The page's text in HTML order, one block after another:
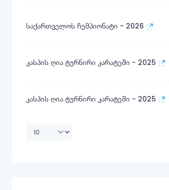
საქართველოს ჩემპიონატი - 2026
კასპის ღია ტურნირი კარატეში - 2025
კასპის ღია ტურნირი კარატეში - 2025